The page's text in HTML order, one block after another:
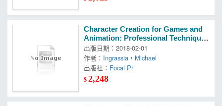
Character Creation for Games and
Animation: Professional Techniques
With Maya and Zbrush
出版日期：2018-02-01
作者： Ingrassia ， Michael
出版社： Focal Pr
$2,248